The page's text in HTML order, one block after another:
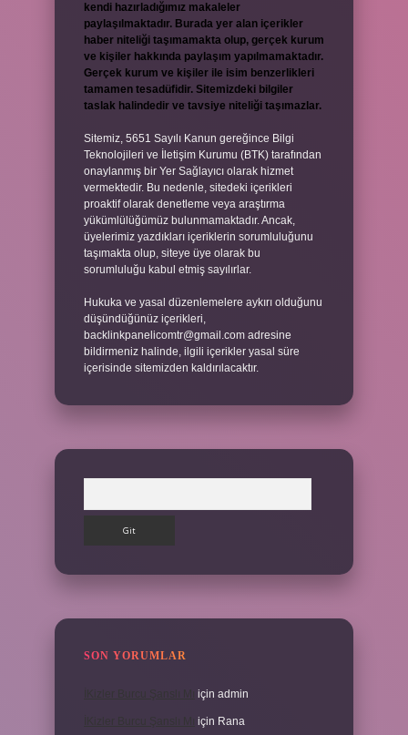
kendi hazırladığımız makaleler
paylaşılmaktadır. Burada yer alan içerikler
haber niteliği taşımamakta olup, gerçek kurum
ve kişiler hakkında paylaşım yapılmamaktadır.
Gerçek kurum ve kişiler ile isim benzerlikleri
tamamen tesadüfidir. Sitemizdeki bilgiler
taslak halindedir ve tavsiye niteliği taşımazlar.
Sitemiz, 5651 Sayılı Kanun gereğince Bilgi
Teknolojileri ve İletişim Kurumu (BTK) tarafından
onaylanmış bir Yer Sağlayıcı olarak hizmet
vermektedir. Bu nedenle, sitedeki içerikleri
proaktif olarak denetleme veya araştırma
yükümlülüğümüz bulunmamaktadır. Ancak,
üyelerimiz yazdıkları içeriklerin sorumluluğunu
taşımakta olup, siteye üye olarak bu
sorumluluğu kabul etmiş sayılırlar.
Hukuka ve yasal düzenlemelere aykırı olduğunu
düşündüğünüz içerikleri,
backlinkpanelicomtr@gmail.com adresine
bildirmeniz halinde, ilgili içerikler yasal süre
içerisinde sitemizden kaldırılacaktır.
SON YORUMLAR
için admin
için Rana